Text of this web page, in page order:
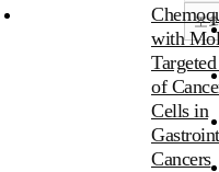
조
with
of
Cells in
Cancers